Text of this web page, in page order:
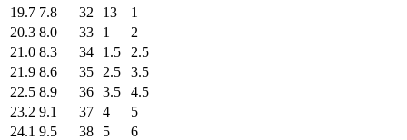
19.7 7.8 32 13
1
20.3 8.0 33 1
2
21.0 8.3 34 1.5
2.5
21.9 8.6 35 2.5
3.5
22.5 8.9 36 3.5
4.5
23.2 9.1 37 4
5
24.1 9.5 38 5
6